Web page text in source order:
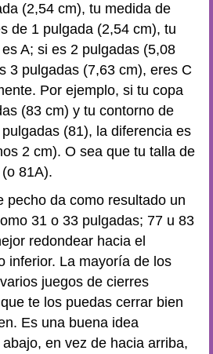
(2,54 cm), tu medida de
de 1 pulgada (2,54 cm), tu
A; si es 2 pulgadas (5,08
3 pulgadas (7,63 cm), eres C
Por ejemplo, si tu copa
(83 cm) y tu contorno de
(81), la diferencia es
2 cm). O sea que tu talla de
81A).
pecho da como resultado un
31 o 33 pulgadas; 77 u 83
redondear hacia el
inferior. La mayoría de los
juegos de cierres
te los puedas cerrar bien
Es una buena idea
en vez de hacia arriba,